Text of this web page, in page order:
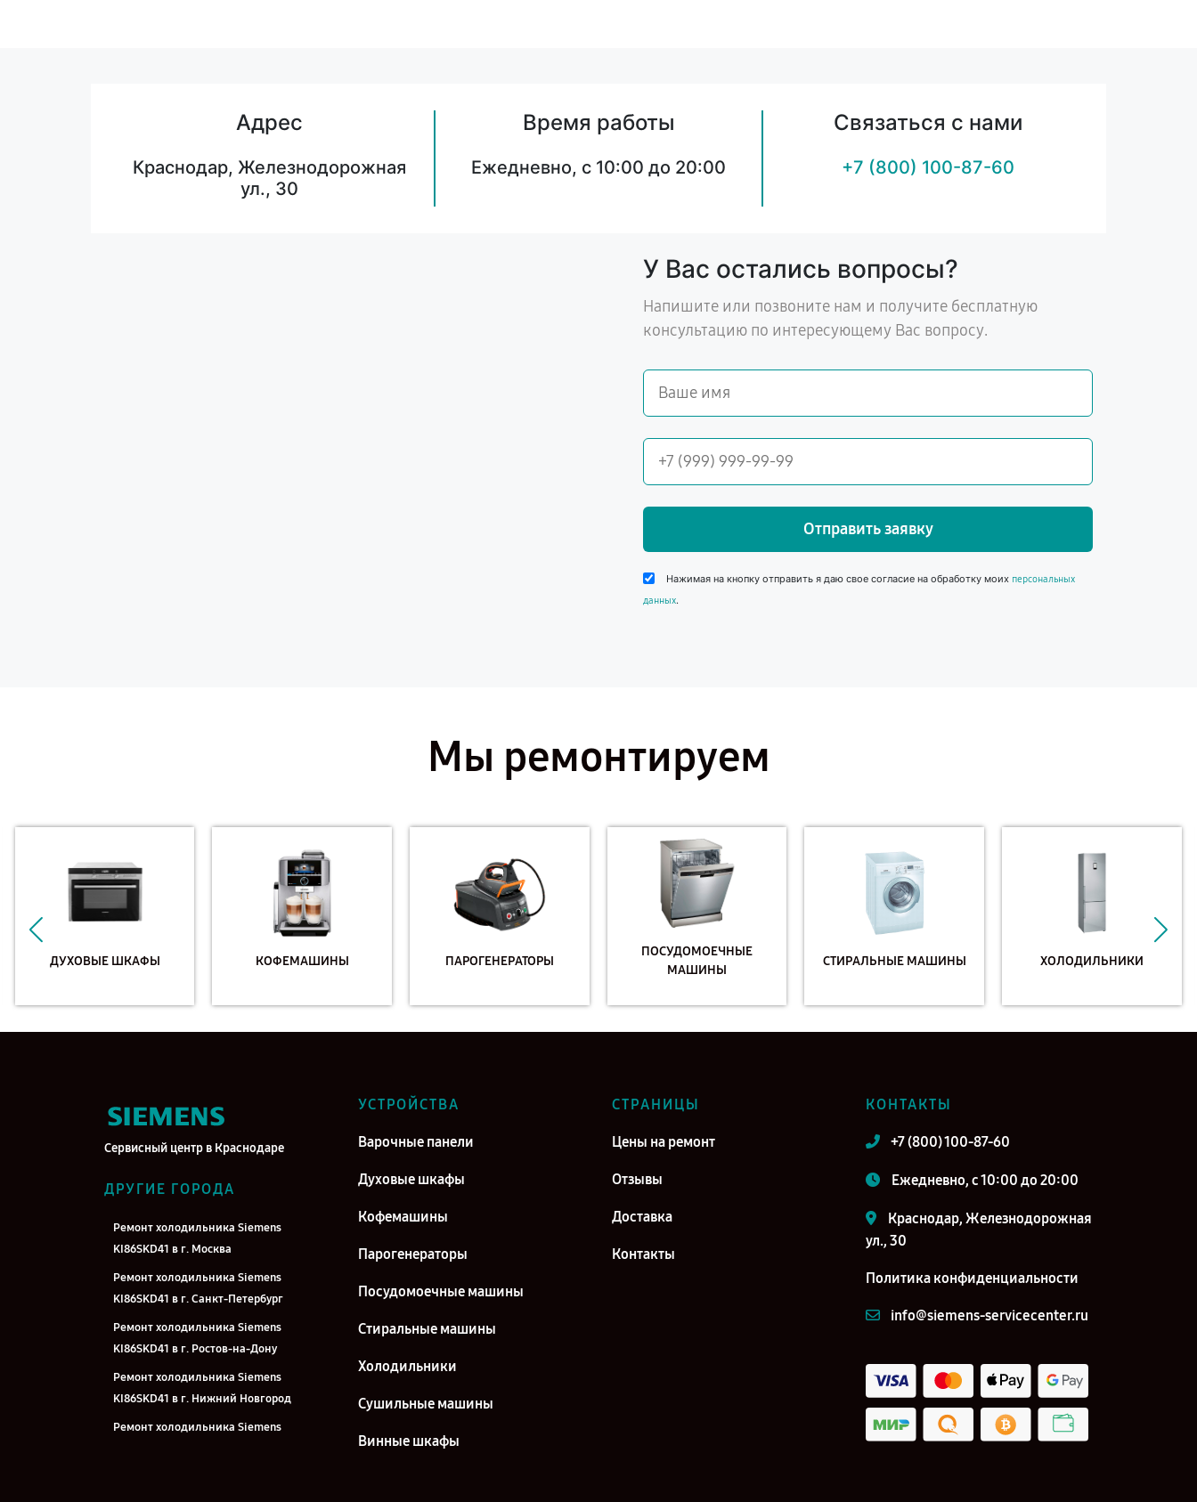
Адрес
Краснодар, Железнодорожная
ул., 30
Время работы
Ежедневно, с 10:00 до 20:00
Связаться с нами
+7 (800) 100-87-60
У Вас остались вопросы?
Напишите или позвоните нам и получите бесплатную
консультацию по интересующему Вас вопросу.
Отправить заявку
Нажимая на кнопку отправить я даю свое согласие на обработку моих персональных
данных.
Мы ремонтируем
ДУХОВЫЕ ШКАФЫ КОФЕМАШИНЫ ПАРОГЕНЕРАТОРЫ
ПОСУДОМОЕЧНЫЕ
МАШИНЫ
СТИРАЛЬНЫЕ МАШИНЫ ХОЛОДИЛЬНИКИ
Сервисный центр в Краснодаре
ДРУГИЕ ГОРОДА
Ремонт холодильника Siemens
KI86SKD41 в г. Москва
Ремонт холодильника Siemens
KI86SKD41 в г. Санкт-Петербург
Ремонт холодильника Siemens
KI86SKD41 в г. Ростов-на-Дону
Ремонт холодильника Siemens
KI86SKD41 в г. Нижний Новгород
Ремонт холодильника Siemens
УСТРОЙСТВА
Варочные панели
Духовые шкафы
Кофемашины
Парогенераторы
Посудомоечные машины
Стиральные машины
Холодильники
Сушильные машины
Винные шкафы
СТРАНИЦЫ
Цены на ремонт
Отзывы
Доставка
Контакты
КОНТАКТЫ
+7 (800) 100-87-60
Ежедневно, с 10:00 до 20:00
Краснодар, Железнодорожная
ул., 30
Политика конфиденциальности
info@siemens-servicecenter.ru